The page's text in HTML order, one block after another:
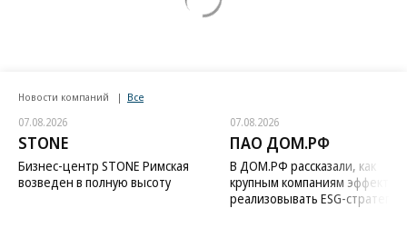
Новости компаний Все
07.08.2026
STONE
Бизнес-центр STONE Римская
возведен в полную высоту
07.08.2026
ПАО ДОМ.РФ
В ДОМ.РФ рассказали, как
крупным компаниям
реализовывать ESG-стратегию